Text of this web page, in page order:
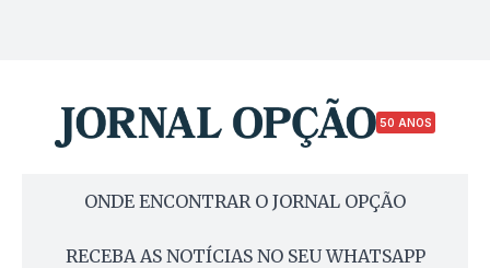
50 ANOS
ONDE ENCONTRAR O JORNAL OPÇÃO
RECEBA AS NOTÍCIAS NO SEU WHATSAPP